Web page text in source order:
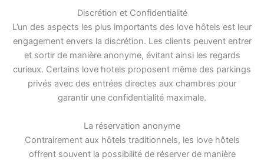
Discrétion et Confidentialité
L’un des aspects les plus importants des love hôtels est leur
engagement envers la discrétion. Les clients peuvent entrer
et sortir de manière anonyme, évitant ainsi les regards
curieux. Certains love hotels proposent même des parkings
privés avec des entrées directes aux chambres pour
garantir une confidentialité maximale.
La réservation anonyme
Contrairement aux hôtels traditionnels, les love hôtels
offrent souvent la possibilité de réserver de manière